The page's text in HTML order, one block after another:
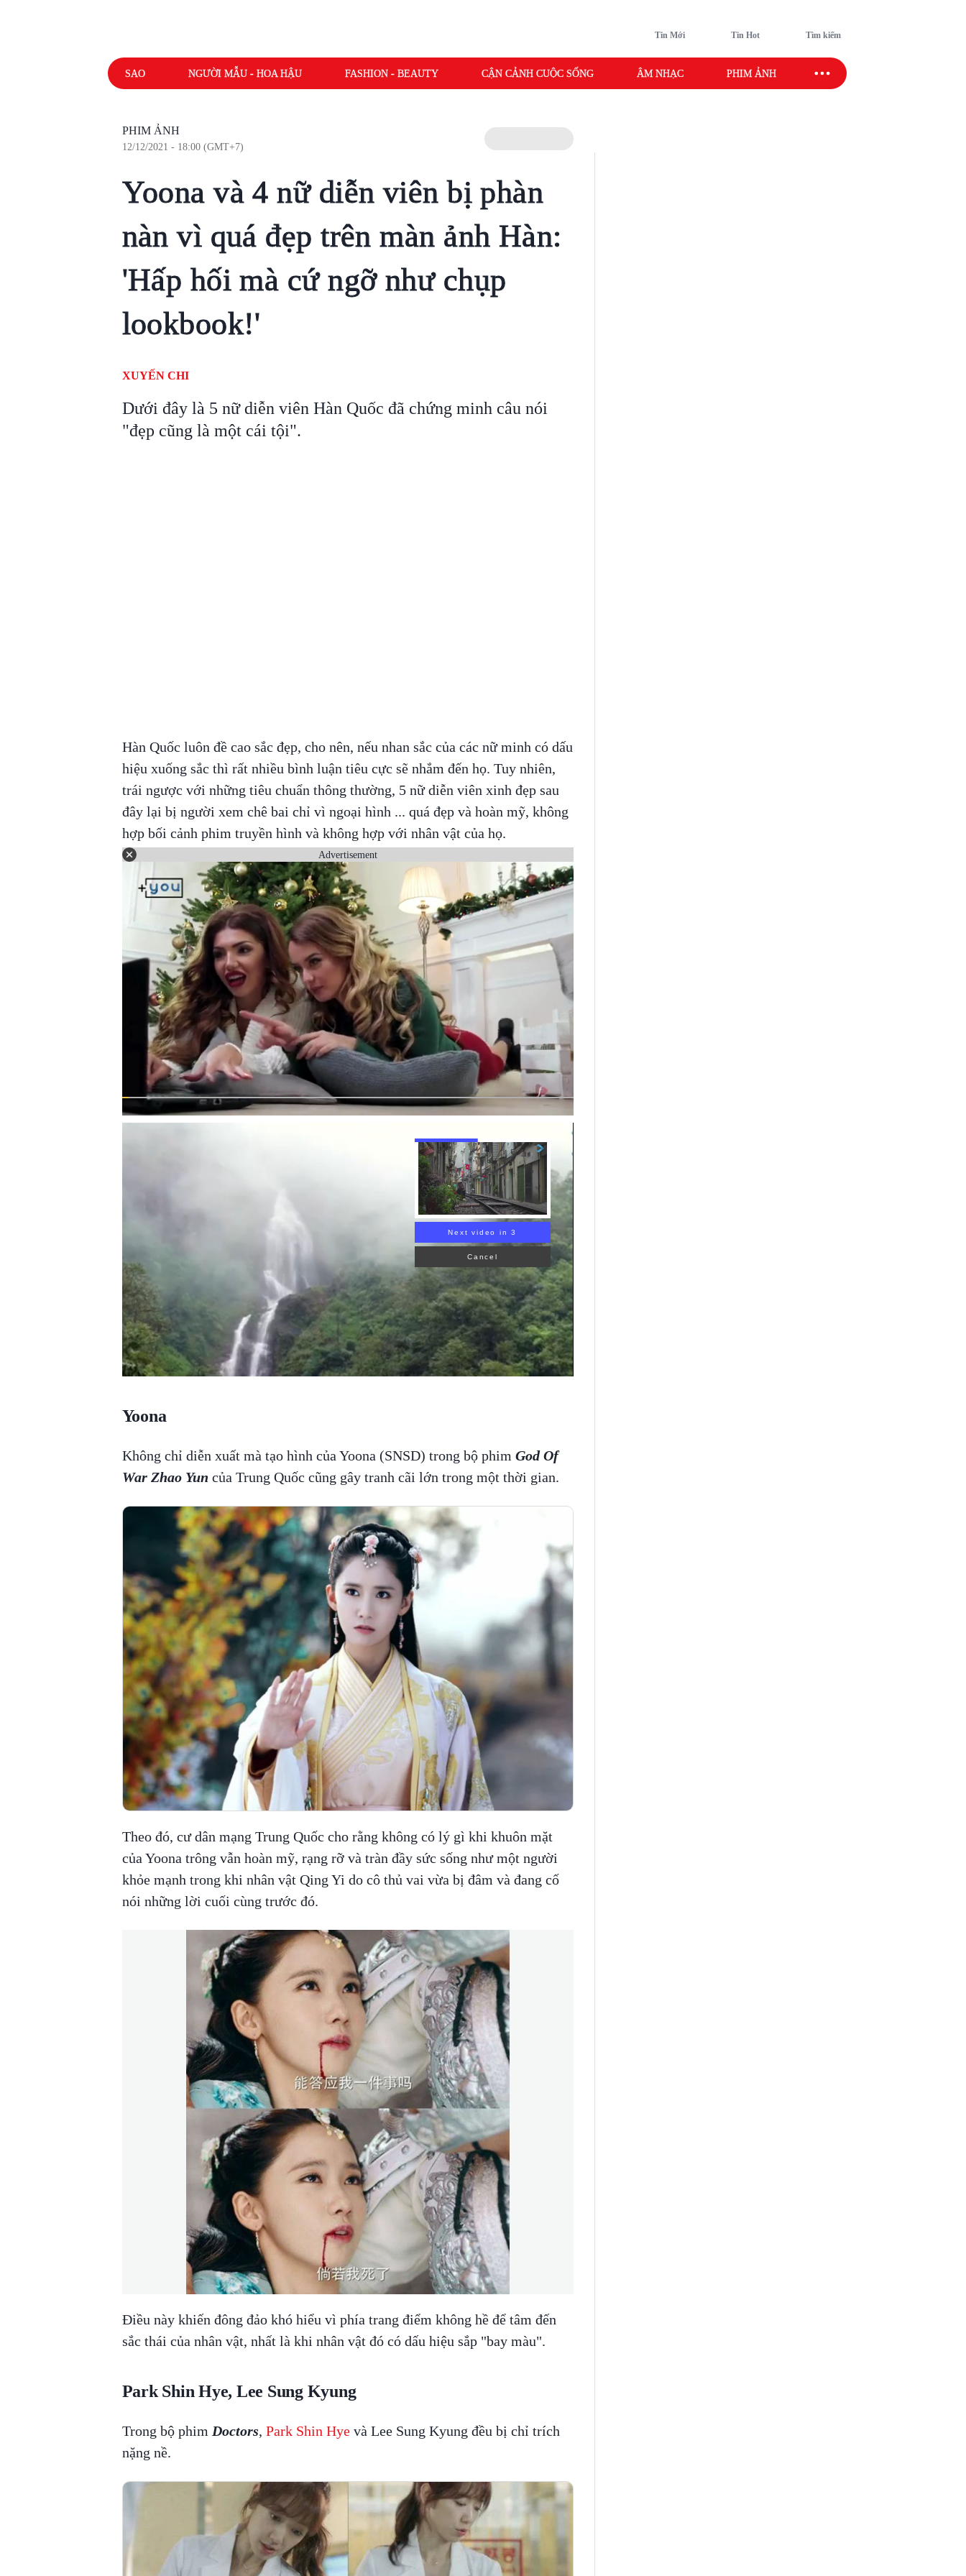
Tin Mới Tin Hot Tìm kiếm
SAO NGƯỜI MẪU - HOA HẬU FASHION - BEAUTY CẬN CẢNH CUỘC SỐNG ÂM NHẠC PHIM ẢNH SAO SPORT
PHIM ẢNH
12/12/2021 - 18:00 (GMT+7)
Yoona và 4 nữ diễn viên bị phàn
nàn vì quá đẹp trên màn ảnh Hàn:
'Hấp hối mà cứ ngỡ như chụp
lookbook!'
XUYẾN CHI
Dưới đây là 5 nữ diễn viên Hàn Quốc đã chứng minh câu nói
"đẹp cũng là một cái tội".
Hàn Quốc luôn đề cao sắc đẹp, cho nên, nếu nhan sắc của các nữ minh có dấu
hiệu xuống sắc thì rất nhiều bình luận tiêu cực sẽ nhắm đến họ. Tuy nhiên,
trái ngược với những tiêu chuẩn thông thường, 5 nữ diễn viên xinh đẹp sau
đây lại bị người xem chê bai chỉ vì ngoại hình ... quá đẹp và hoàn mỹ, không
hợp bối cảnh phim truyền hình và không hợp với nhân vật của họ.
Advertisement
Next video in 2
Cancel
Yoona
Không chỉ diễn xuất mà tạo hình của Yoona (SNSD) trong bộ phim God Of
War Zhao Yun của Trung Quốc cũng gây tranh cãi lớn trong một thời gian.
Theo đó, cư dân mạng Trung Quốc cho rằng không có lý gì khi khuôn mặt
của Yoona trông vẫn hoàn mỹ, rạng rỡ và tràn đầy sức sống như một người
khỏe mạnh trong khi nhân vật Qing Yi do cô thủ vai vừa bị đâm và đang cố
nói những lời cuối cùng trước đó.
Điều này khiến đông đảo khó hiểu vì phía trang điểm không hề để tâm đến
sắc thái của nhân vật, nhất là khi nhân vật đó có dấu hiệu sắp "bay màu".
Park Shin Hye, Lee Sung Kyung
Trong bộ phim Doctors, Park Shin Hyevà Lee Sung Kyung đều bị chỉ trích
nặng nề.